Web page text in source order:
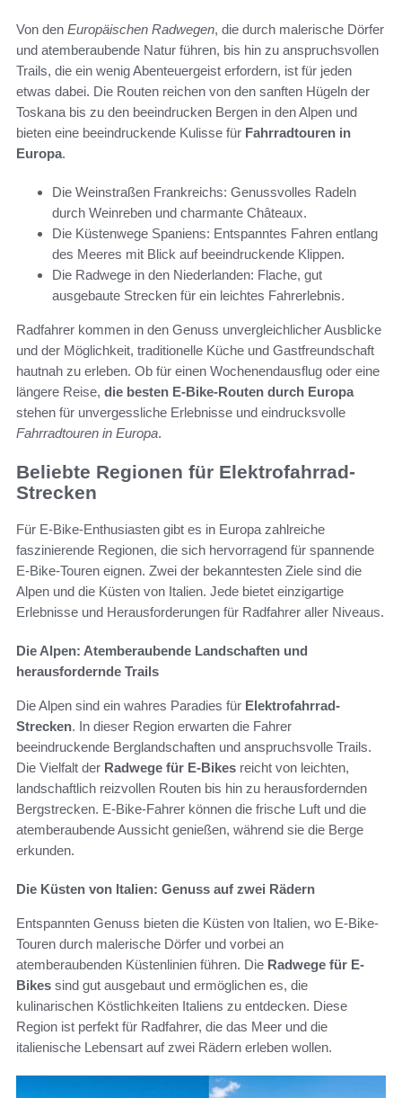
Von den Europäischen Radwegen, die durch malerische Dörfer
und atemberaubende Natur führen, bis hin zu anspruchsvollen
Trails, die ein wenig Abenteuergeist erfordern, ist für jeden
etwas dabei. Die Routen reichen von den sanften Hügeln der
Toskana bis zu den beeindrucken Bergen in den Alpen und
bieten eine beeindruckende Kulisse für Fahrradtouren in
Europa.
Die Weinstraßen Frankreichs: Genussvolles Radeln
durch Weinreben und charmante Châteaux.
Die Küstenwege Spaniens: Entspanntes Fahren entlang
des Meeres mit Blick auf beeindruckende Klippen.
Die Radwege in den Niederlanden: Flache, gut
ausgebaute Strecken für ein leichtes Fahrerlebnis.
Radfahrer kommen in den Genuss unvergleichlicher Ausblicke
und der Möglichkeit, traditionelle Küche und Gastfreundschaft
hautnah zu erleben. Ob für einen Wochenendausflug oder eine
längere Reise, die besten E-Bike-Routen durch Europa
stehen für unvergessliche Erlebnisse und eindrucksvolle
Fahrradtouren in Europa.
Beliebte Regionen für Elektrofahrrad-
Strecken
Für E-Bike-Enthusiasten gibt es in Europa zahlreiche
faszinierende Regionen, die sich hervorragend für spannende
E-Bike-Touren eignen. Zwei der bekanntesten Ziele sind die
Alpen und die Küsten von Italien. Jede bietet einzigartige
Erlebnisse und Herausforderungen für Radfahrer aller Niveaus.
Die Alpen: Atemberaubende Landschaften und
herausfordernde Trails
Die Alpen sind ein wahres Paradies für Elektrofahrrad-
Strecken. In dieser Region erwarten die Fahrer
beeindruckende Berglandschaften und anspruchsvolle Trails.
Die Vielfalt der Radwege für E-Bikes reicht von leichten,
landschaftlich reizvollen Routen bis hin zu herausfordernden
Bergstrecken. E-Bike-Fahrer können die frische Luft und die
atemberaubende Aussicht genießen, während sie die Berge
erkunden.
Die Küsten von Italien: Genuss auf zwei Rädern
Entspannten Genuss bieten die Küsten von Italien, wo E-Bike-
Touren durch malerische Dörfer und vorbei an
atemberaubenden Küstenlinien führen. Die Radwege für E-
Bikes sind gut ausgebaut und ermöglichen es, die
kulinarischen Köstlichkeiten Italiens zu entdecken. Diese
Region ist perfekt für Radfahrer, die das Meer und die
italienische Lebensart auf zwei Rädern erleben wollen.